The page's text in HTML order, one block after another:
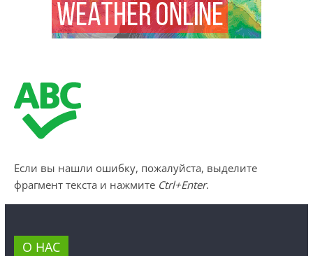
Если вы нашли ошибку, пожалуйста, выделите
фрагмент текста и нажмите Ctrl+Enter.
О НАС